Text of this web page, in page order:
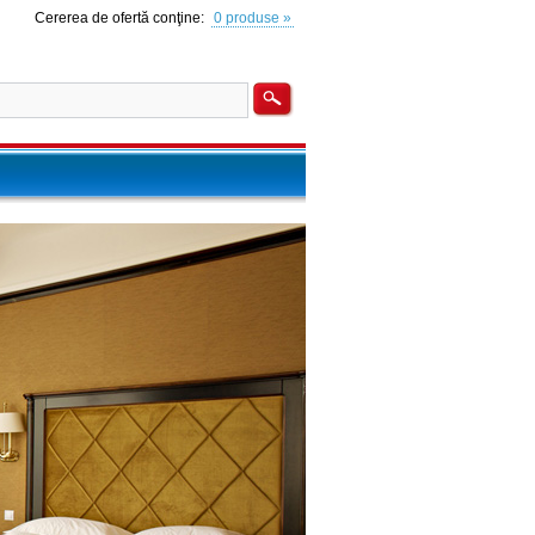
Cererea de ofertă conţine: 0 produse »